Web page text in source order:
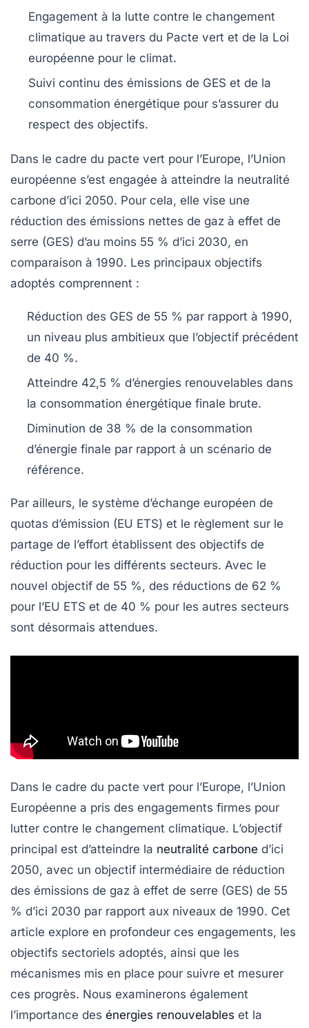
Engagement à la lutte contre le changement
climatique au travers du Pacte vert et de la Loi
européenne pour le climat.
Suivi continu des émissions de GES et de la
consommation énergétique pour s’assurer du
respect des objectifs.
Dans le cadre du pacte vert pour l’Europe, l’Union
européenne s’est engagée à atteindre la neutralité
carbone d’ici 2050. Pour cela, elle vise une
réduction des émissions nettes de gaz à effet de
serre (GES) d’au moins 55 % d’ici 2030, en
comparaison à 1990. Les principaux objectifs
adoptés comprennent :
Réduction des GES de 55 % par rapport à 1990,
un niveau plus ambitieux que l’objectif précédent
de 40 %.
Atteindre 42,5 % d’énergies renouvelables dans
la consommation énergétique finale brute.
Diminution de 38 % de la consommation
d’énergie finale par rapport à un scénario de
référence.
Par ailleurs, le système d’échange européen de
quotas d’émission (EU ETS) et le règlement sur le
partage de l’effort établissent des objectifs de
réduction pour les différents secteurs. Avec le
nouvel objectif de 55 %, des réductions de 62 %
pour l’EU ETS et de 40 % pour les autres secteurs
sont désormais attendues.
Dans le cadre du pacte vert pour l’Europe, l’Union
Européenne a pris des engagements firmes pour
lutter contre le changement climatique. L’objectif
principal est d’atteindre la neutralité carbone d’ici
2050, avec un objectif intermédiaire de réduction
des émissions de gaz à effet de serre (GES) de 55
% d’ici 2030 par rapport aux niveaux de 1990. Cet
article explore en profondeur ces engagements, les
objectifs sectoriels adoptés, ainsi que les
mécanismes mis en place pour suivre et mesurer
ces progrès. Nous examinerons également
l’importance des énergies renouvelables et la